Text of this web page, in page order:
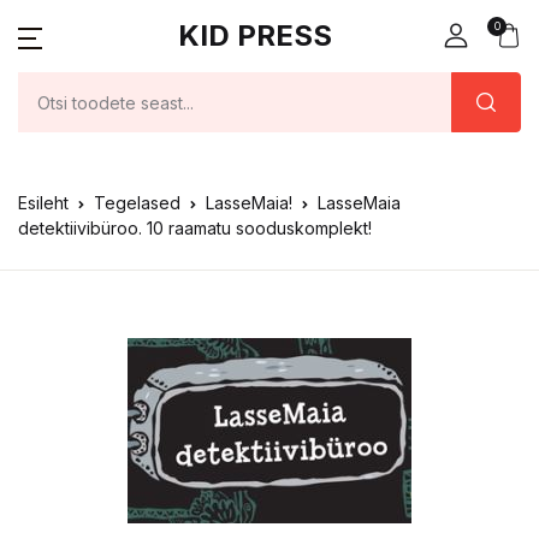
KID PRESS 0
Esileht Tegelased LasseMaia!
LasseMaia
detektiivibüroo. 10 raamatu sooduskomplekt!